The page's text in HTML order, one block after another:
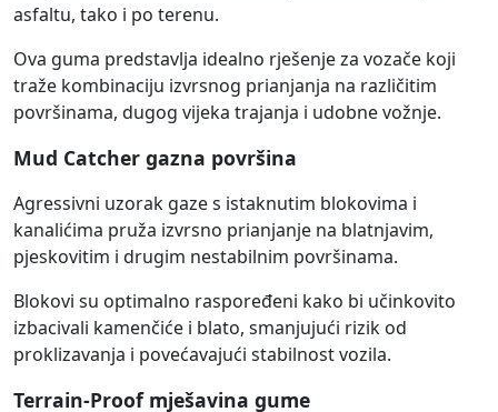
asfaltu, tako i po terenu.
Ova guma predstavlja idealno rješenje za vozače koji
traže kombinaciju izvrsnog prianjanja na različitim
površinama, dugog vijeka trajanja i udobne vožnje.
Mud Catcher gazna površina
Agressivni uzorak gaze s istaknutim blokovima i
kanalićima pruža izvrsno prianjanje na blatnjavim,
pjeskovitim i drugim nestabilnim površinama.
Blokovi su optimalno raspoređeni kako bi učinkovito
izbacivali kamenčiće i blato, smanjujući rizik od
proklizavanja i povećavajući stabilnost vozila.
Terrain-Proof mješavina gume